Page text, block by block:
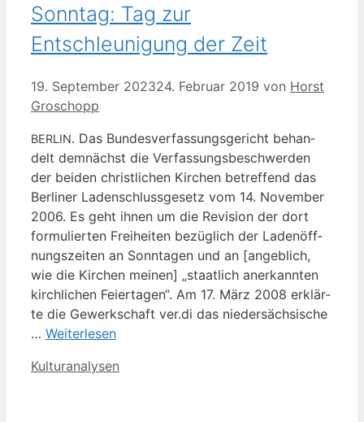
Sonntag: Tag zur
Entschleunigung der Zeit
19. September 202324. Februar 2019 von Horst
Groschopp
BERLIN. Das Bun­des­ver­fas­sungs­ge­richt behan­
delt dem­nächst die Ver­fas­sungs­be­schwer­den
der bei­den christ­li­chen Kir­chen betref­fend das
Ber­li­ner Laden­schluss­ge­setz vom 14. Novem­ber
2006. Es geht ihnen um die Revi­si­on der dort
for­mu­lier­ten Frei­hei­ten bezüg­lich der Laden­öff­
nungs­zei­ten an Sonn­ta­gen und an [angeb­lich,
wie die Kir­chen mei­nen] „staat­lich aner­kann­ten
kirch­li­chen Fei­er­ta­gen“. Am 17. März 2008 erklär­
te die Gewerk­schaft ver.di das nie­der­säch­si­sche
… Wei­ter­le­sen
Kategorien
Kulturanalysen